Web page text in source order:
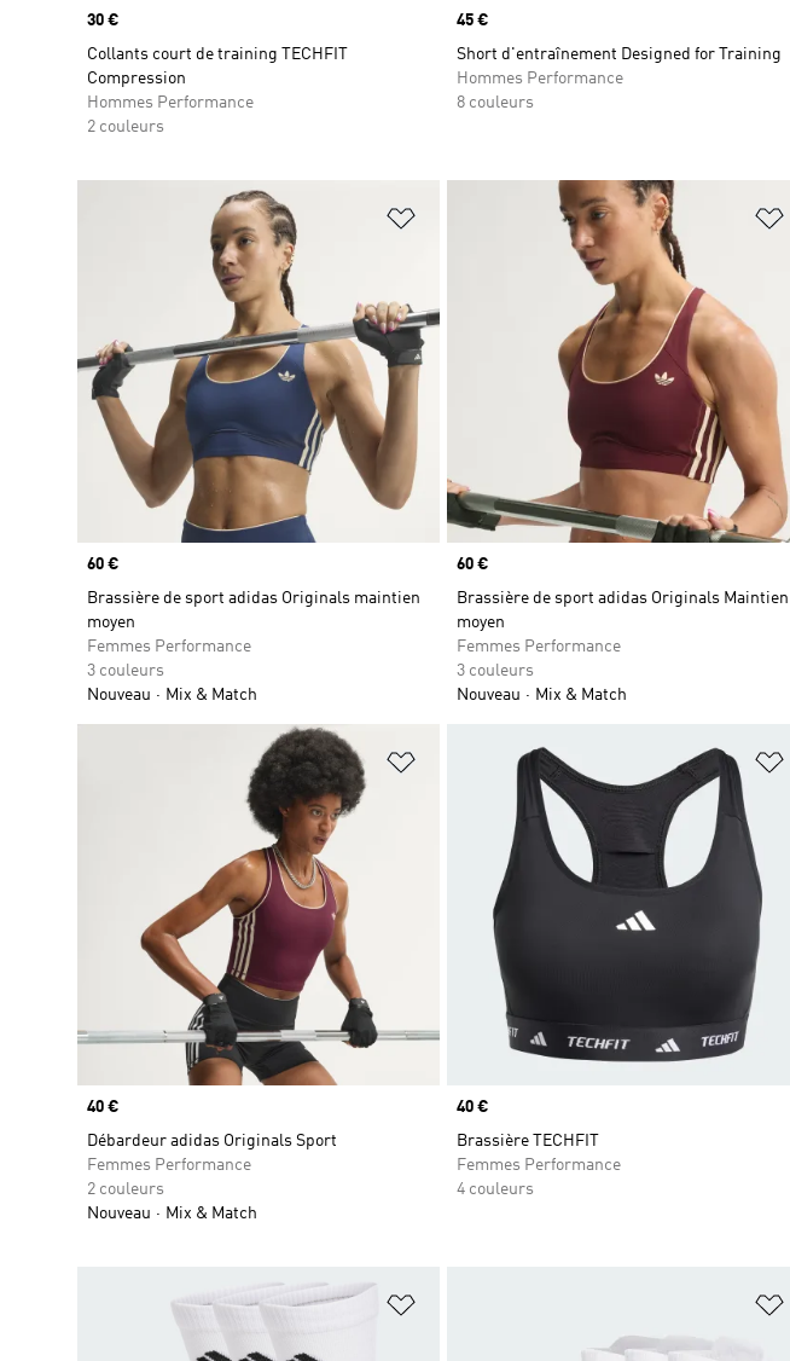
Prix
30 €
Collants court de training TECHFIT
Compression
Hommes Performance
2 couleurs
Prix
45 €
Short d'entraînement Designed for Training
Hommes Performance
8 couleurs
Ajouter à la Liste de produits favoris
Prix
60 €
Brassière de sport adidas Originals maintien
moyen
Femmes Performance
3 couleurs
Nouveau
Mix & Match
Prix
60 €
Brassière de sport adidas Originals Maintien
moyen
Femmes Performance
3 couleurs
Nouveau
Mix & Match
Ajouter à la Liste de produits favoris
Prix
40 €
Débardeur adidas Originals Sport
Femmes Performance
2 couleurs
Nouveau
Mix & Match
Prix
40 €
Brassière TECHFIT
Femmes Performance
4 couleurs